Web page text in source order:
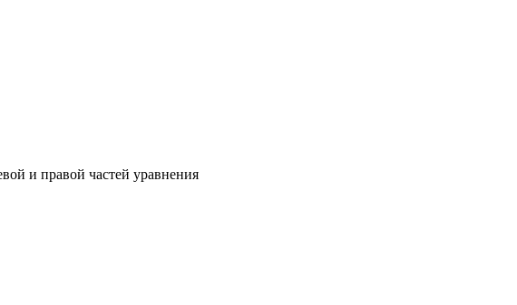
и правой частей уравнения